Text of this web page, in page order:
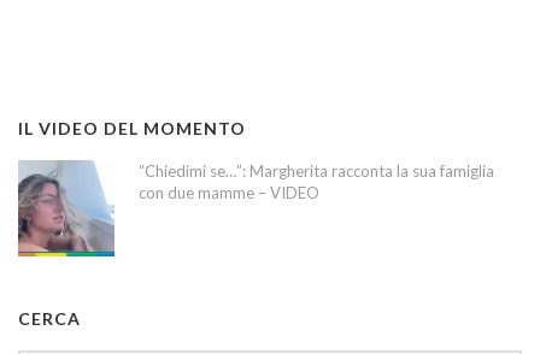
IL VIDEO DEL MOMENTO
“Chiedimi se…”: Margherita racconta la sua famiglia
con due mamme – VIDEO
CERCA